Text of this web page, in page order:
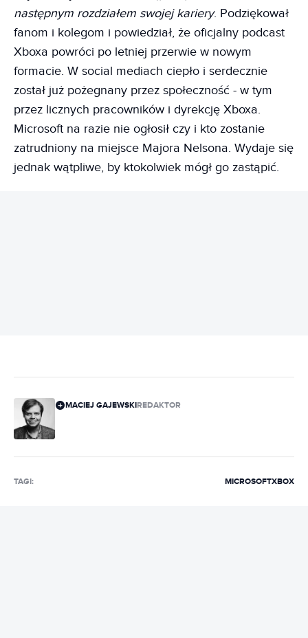
następnym rozdziałem swojej kariery. Podziękował
fanom i kolegom i powiedział, że oficjalny podcast
Xboxa powróci po letniej przerwie w nowym
formacie. W social mediach ciepło i serdecznie
został już pożegnany przez społeczność - w tym
przez licznych pracowników i dyrekcję Xboxa.
Microsoft na razie nie ogłosił czy i kto zostanie
zatrudniony na miejsce Majora Nelsona. Wydaje się
jednak wątpliwe, by ktokolwiek mógł go zastąpić.
MACIEJ GAJEWSKIREDAKTOR
TAGI: MICROSOFTXBOX